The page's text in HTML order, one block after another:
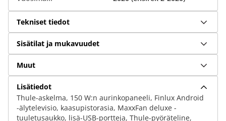
Tekniset tiedot
Sisätilat ja mukavuudet
Muut
Lisätiedot
Thule-askelma, 150 W:n aurinkopaneeli, Finlux Android
-älytelevisio, kaasupistorasia, MaxxFan deluxe -
tuuletusaukko, lisä-USB-portteja, Thule-pyöräteline,